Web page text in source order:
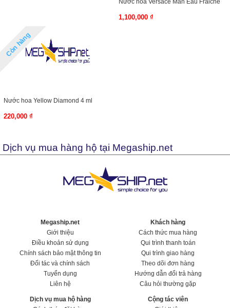
Nước hoa Versace Man Eau Fraiche
1,100,000 ₫
Còn hàng
Nước hoa Yellow Diamond 4 ml
220,000 ₫
Dịch vụ mua hàng hộ tại Megaship.net
Megaship.net
Giới thiệu
Điều khoản sử dụng
Chính sách bảo mật thông tin
Đối tác và chính sách
Tuyển dụng
Liên hệ
Khách hàng
Cách thức mua hàng
Qui trình thanh toán
Qui trình giao hàng
Theo dõi đơn hàng
Hướng dẫn đổi trả hàng
Câu hỏi thường gặp
Dịch vụ mua hộ hàng
Cộng tác viên